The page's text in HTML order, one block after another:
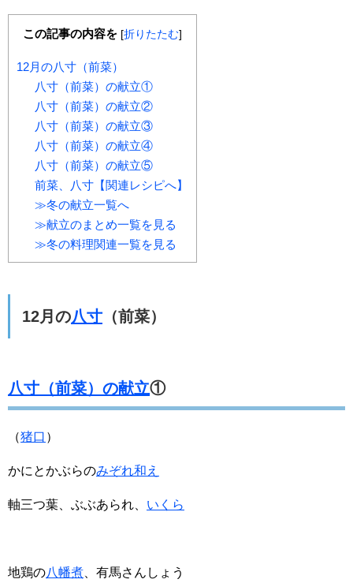
この記事の内容を [折りたたむ]
12月の八寸（前菜）
八寸（前菜）の献立①
八寸（前菜）の献立②
八寸（前菜）の献立③
八寸（前菜）の献立④
八寸（前菜）の献立⑤
前菜、八寸【関連レシピへ】
≫冬の献立一覧へ
≫献立のまとめ一覧を見る
≫冬の料理関連一覧を見る
12月の八寸 （前菜）
八寸（前菜）の献立①
（猪口 ）
かにとかぶらのみぞれ和え
軸三つ葉、ぶぶあられ、 いくら
地鶏の八幡煮 、有馬さんしょう